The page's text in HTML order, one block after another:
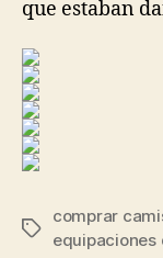
que estaban
Etiquetas
comprar